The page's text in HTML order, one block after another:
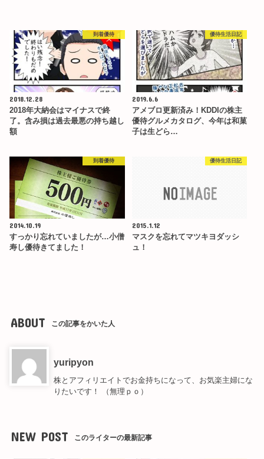
到着優待
2018.12.28
2018年大納会はマイナスで終
了。含み損は過去最悪の持ち越し
額
優待生活日記
2019.6.6
アメブロ更新済み！KDDIの株主
優待グルメカタログ、今年は和菓
子は生どら…
到着優待
2014.10.19
すっかり忘れていましたが…小僧
寿し優待きてました！
優待生活日記
2015.1.12
マスクを忘れてマツキヨダッシ
ュ！
ABOUT この記事をかいた人
yuripyon
株とアフィリエイトでお金持ちになって、お気楽主婦にな
りたいです！ （無理ｐｏ）
NEW POST このライターの最新記事